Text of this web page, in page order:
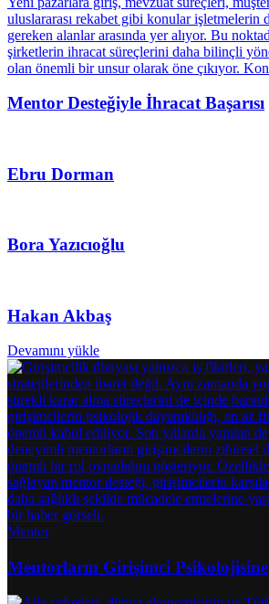
Mentor Desteğiyle İhracat Başarısı
Ebru Dorman
Bora Yazıcıoğlu
Hakan Akbaş
Devamını yükle
Mentor
Mentorların Girişimci Psikolojisine